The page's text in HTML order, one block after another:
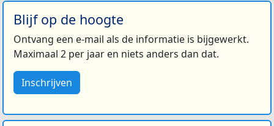
Blijf op de hoogte
Ontvang een e-mail als de informatie is bijgewerkt.
Maximaal 2 per jaar en niets anders dan dat.
Inschrijven